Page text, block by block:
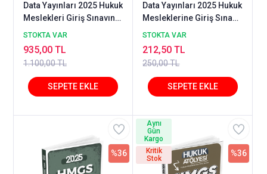
Data Yayınları 2025 Hukuk
Meslekleri Giriş Sınavına
Hazırlık Tamamı
2
STOKTA VAR
1.100,00 TL
935,00 TL
Data Yayınları 2025 Hukuk
Mesleklerine Giriş Sınavı
5 Deneme Sınavı -
STOKTA VAR
250,00 TL
212,50 TL
%36 %36
Aynı
Gün
Kargo
Kritik
Stok